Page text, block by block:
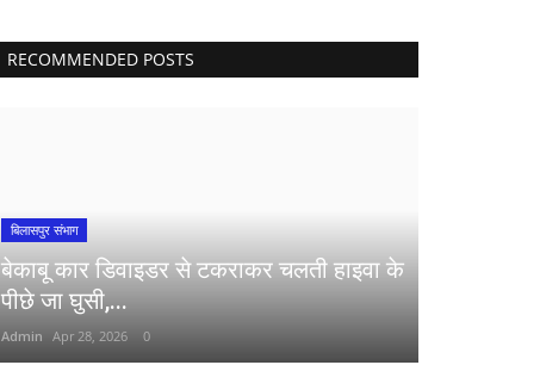
RECOMMENDED POSTS
बिलासपुर संभाग
बेकाबू कार डिवाइडर से टकराकर चलती हाइवा के
पीछे जा घुसी,...
Admin Apr 28, 2026 0